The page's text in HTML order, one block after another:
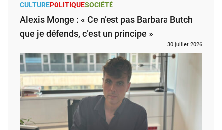
CULTUREPOLITIQUESOCIÉTÉ
Alexis Monge : « Ce n’est pas Barbara Butch
que je défends, c’est un principe »
30 juillet 2026